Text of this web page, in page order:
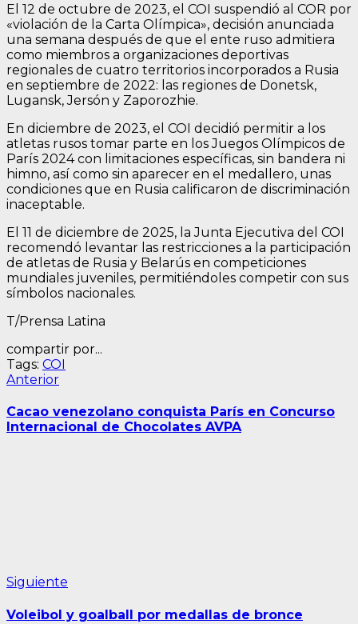
El 12 de octubre de 2023, el COI suspendió al COR por
«violación de la Carta Olímpica», decisión anunciada
una semana después de que el ente ruso admitiera
como miembros a organizaciones deportivas
regionales de cuatro territorios incorporados a Rusia
en septiembre de 2022: las regiones de Donetsk,
Lugansk, Jersón y Zaporozhie.
En diciembre de 2023, el COI decidió permitir a los
atletas rusos tomar parte en los Juegos Olímpicos de
París 2024 con limitaciones específicas, sin bandera ni
himno, así como sin aparecer en el medallero, unas
condiciones que en Rusia calificaron de discriminación
inaceptable.
El 11 de diciembre de 2025, la Junta Ejecutiva del COI
recomendó levantar las restricciones a la participación
de atletas de Rusia y Belarús en competiciones
mundiales juveniles, permitiéndoles competir con sus
símbolos nacionales.
T/Prensa Latina
compartir por...
Tags: COI
Navegación
de
entradas
AnteriorEntrada
Cacao venezolano conquista París en Concurso
Internacional de Chocolates AVPA
Siguiente
Voleibol y goalball por medallas de bronce